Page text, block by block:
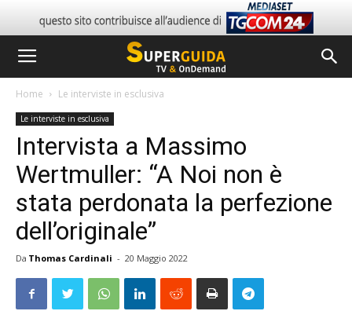
Home Le interviste in esclusiva
Le interviste in esclusiva
Intervista a Massimo
Wertmuller: “A Noi non è
stata perdonata la perfezione
dell’originale”
Da Thomas Cardinali - 20 Maggio 2022